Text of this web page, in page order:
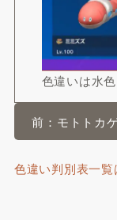
色違いは水色
前：モトトカ
色違い判別表一覧